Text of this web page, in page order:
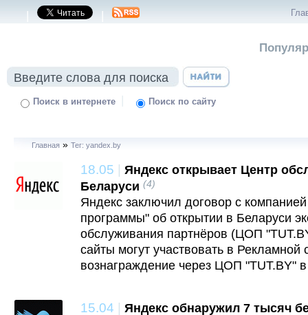
| |
Поиск в интернете | Поиск по сайту
Главная » Тег: yandex.by
18.05 | Яндекс открывает Центр
Беларуси (4)
Яндекс заключил договор с
программы" об открытии в Беларуси
обслуживания партнёров (ЦОП
сайты могут участвовать в Рекламной
вознаграждение через ЦОП "TUT.BY" в
15.04 | Яндекс обнаружил 7 тысяч